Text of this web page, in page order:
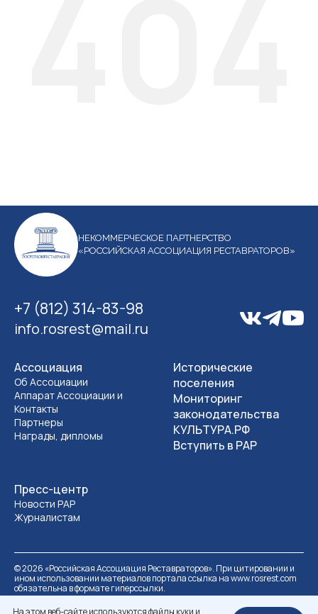
На этом веб-сайте используются файлы куки и
НЕКОММЕРЧЕСКОЕ ПАРТНЕРСТВО
«РОССИЙСКАЯ АССОЦИАЦИЯ РЕСТАВРАТОРОВ»
+7 (812) 314-83-98
info.rosrest@mail.ru
Ассоциация
Об Ассоциации
Аппарат Ассоциации и
Контакты
Партнеры
Награды, дипломы
Пресс-центр
Новости РАР
Журналистам
Исторические
поселения
Мониторинг
законодательства
КУЛЬТУРА.РФ
Вступить в РАР
©2026 «Российская Ассоциация Реставраторов». При цитировании и
ином использовании материалов портала ссылка на www.rosrest.com
обязательна в формате гиперссылки.
Политика обработки персональных данных
Разработка сайта